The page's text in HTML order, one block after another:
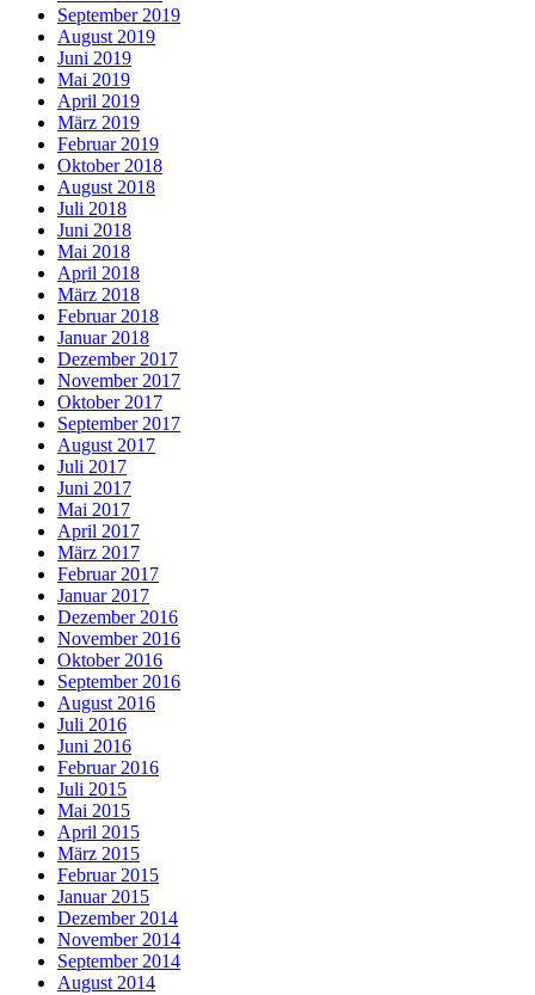
September 2019
August 2019
Juni 2019
Mai 2019
April 2019
März 2019
Februar 2019
Oktober 2018
August 2018
Juli 2018
Juni 2018
Mai 2018
April 2018
März 2018
Februar 2018
Januar 2018
Dezember 2017
November 2017
Oktober 2017
September 2017
August 2017
Juli 2017
Juni 2017
Mai 2017
April 2017
März 2017
Februar 2017
Januar 2017
Dezember 2016
November 2016
Oktober 2016
September 2016
August 2016
Juli 2016
Juni 2016
Februar 2016
Juli 2015
Mai 2015
April 2015
März 2015
Februar 2015
Januar 2015
Dezember 2014
November 2014
September 2014
August 2014